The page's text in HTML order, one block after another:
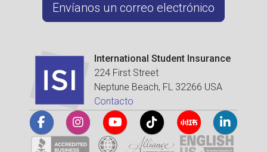
Envíanos un correo electrónico
International Student Insurance
224 First Street
Neptune Beach, FL 32266 USA
Contacto